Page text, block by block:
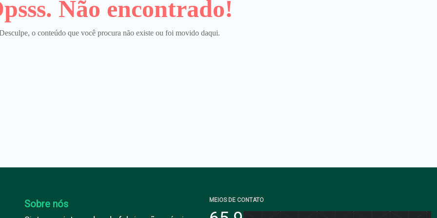
Não encontrado!
o conteúdo que você procura não existe ou foi movido daqui.
Sobre nós MEIOS DE CONTATO